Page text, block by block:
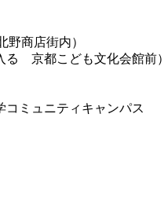
商店街内）
る 京都こども文化会館前）
コミュニティキャンパス